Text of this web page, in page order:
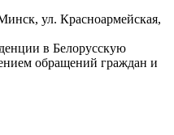
ул. Красноармейская,
в Белорусскую
обращений граждан и